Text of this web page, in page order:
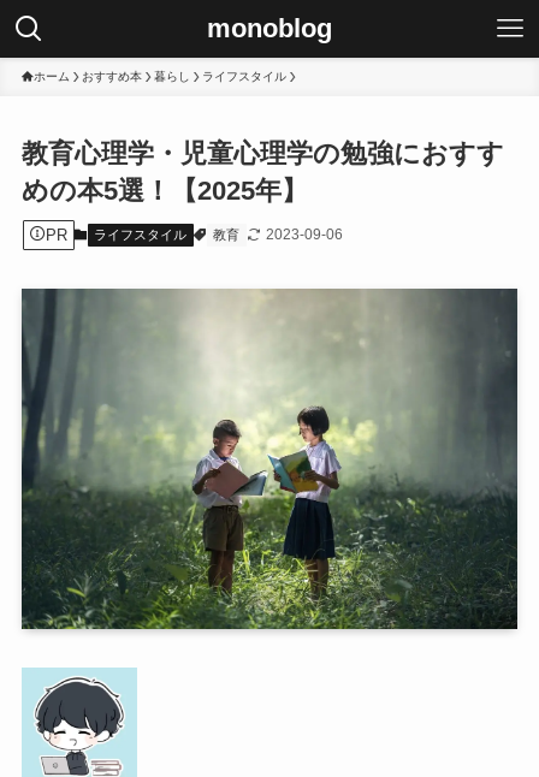
monoblog
ホーム おすすめ本 暮らし ライフスタイル
教育心理学・児童心理学の勉強におすす
めの本5選！【2025年】
PR ライフスタイル 教育 2023-09-06